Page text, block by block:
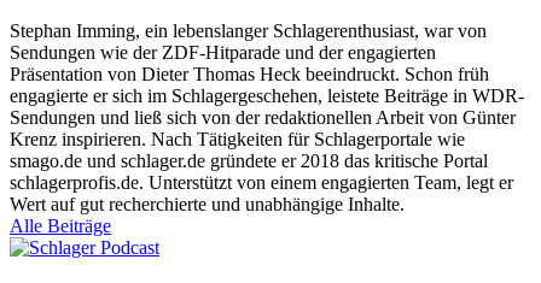
Stephan Imming, ein lebenslanger Schlagerenthusiast, war von
Sendungen wie der ZDF-Hitparade und der engagierten
Präsentation von Dieter Thomas Heck beeindruckt. Schon früh
engagierte er sich im Schlagergeschehen, leistete Beiträge in WDR-
Sendungen und ließ sich von der redaktionellen Arbeit von Günter
Krenz inspirieren. Nach Tätigkeiten für Schlagerportale wie
smago.de und schlager.de gründete er 2018 das kritische Portal
schlagerprofis.de. Unterstützt von einem engagierten Team, legt er
Wert auf gut recherchierte und unabhängige Inhalte.
Alle Beiträge